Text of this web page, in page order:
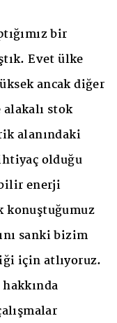
bir
Evet ülke
ancak diğer
stok
alanındaki
olduğu
enerji
konuştuğumuz
sanki bizim
için atlıyoruz.